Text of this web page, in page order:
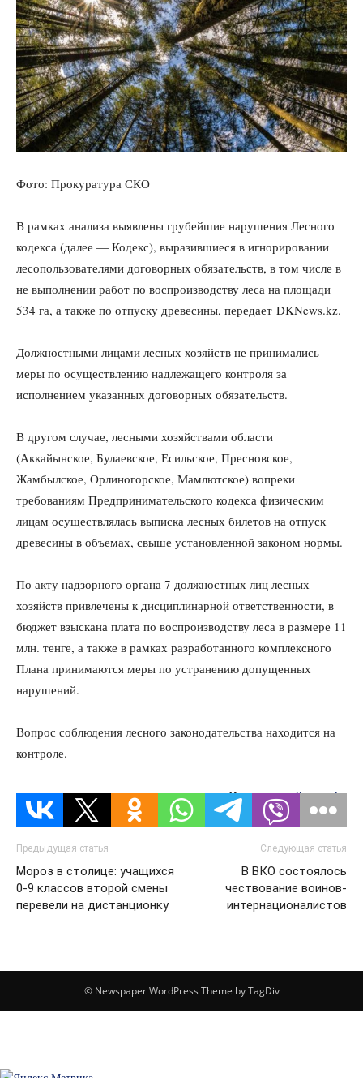
Фото: Прокуратура СКО
В рамках анализа выявлены грубейшие нарушения Лесного
кодекса (далее — Кодекс), выразившиеся в игнорировании
лесопользователями договорных обязательств, в том числе в
не выполнении работ по воспроизводству леса на площади
534 га, а также по отпуску древесины, передает DKNews.kz.
Должностными лицами лесных хозяйств не принимались
меры по осуществлению надлежащего контроля за
исполнением указанных договорных обязательств.
В другом случае, лесными хозяйствами области
(Аккайынское, Булаевское, Есильское, Пресновское,
Жамбылское, Орлиногорское, Мамлютское) вопреки
требованиям Предпринимательского кодекса физическим
лицам осуществлялась выписка лесных билетов на отпуск
древесины в объемах, свыше установленной законом нормы.
По акту надзорного органа 7 должностных лиц лесных
хозяйств привлечены к дисциплинарной ответственности, в
бюджет взыскана плата по воспроизводству леса в размере 11
млн. тенге, а также в рамках разработанного комплексного
Плана принимаются меры по устранению допущенных
нарушений.
Вопрос соблюдения лесного законодательства находится на
контроле.
Источник: dknews.kz
Предыдущая статья
Мороз в столице: учащихся
0-9 классов второй смены
перевели на дистанционку
Следующая статья
В ВКО состоялось
чествование воинов-
интернационалистов
© Newspaper WordPress Theme by TagDiv